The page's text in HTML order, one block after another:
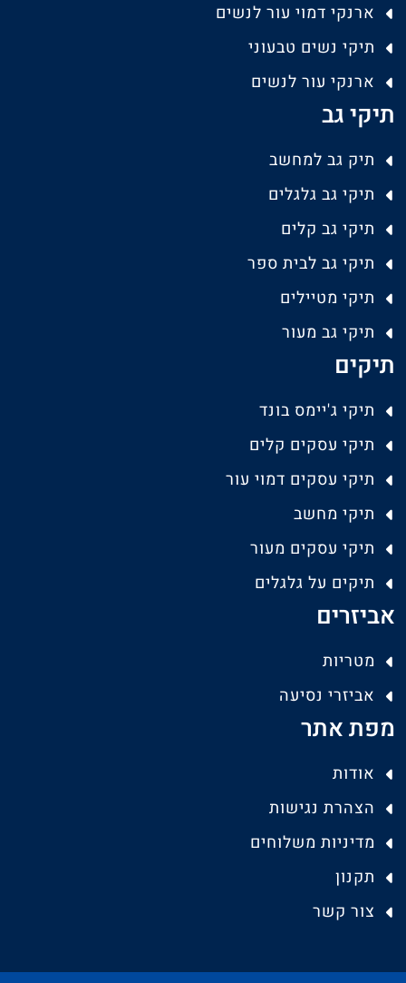
ארנקי דמוי עור לנשים
תיקי נשים טבעוני
ארנקי עור לנשים
תיקי גב
תיק גב למחשב
תיקי גב גלגלים
תיקי גב קלים
תיקי גב לבית ספר
תיקי מטיילים
תיקי גב מעור
תיקים
תיקי ג'יימס בונד
תיקי עסקים קלים
תיקי עסקים דמוי עור
תיקי מחשב
תיקי עסקים מעור
תיקים על גלגלים
אביזרים
מטריות
אביזרי נסיעה
מפת אתר
אודות
הצהרת נגישות
מדיניות משלוחים
תקנון
צור קשר